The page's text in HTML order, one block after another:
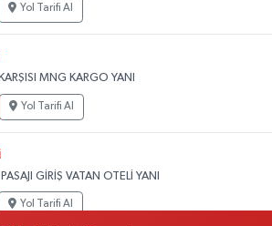
Yol Tarifi Al
MNG KARGO YANI
Yol Tarifi Al
GİRİŞ VATAN OTELİ YANI
Yol Tarifi Al